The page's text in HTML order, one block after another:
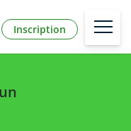
Inscription